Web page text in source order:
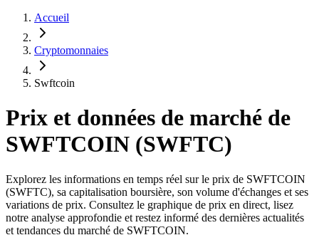
Accueil
Cryptomonnaies
Swftcoin
Prix et données de marché de
SWFTCOIN (SWFTC)
Explorez les informations en temps réel sur le prix de SWFTCOIN
(SWFTC), sa capitalisation boursière, son volume d'échanges et ses
variations de prix. Consultez le graphique de prix en direct, lisez
notre analyse approfondie et restez informé des dernières actualités
et tendances du marché de SWFTCOIN.